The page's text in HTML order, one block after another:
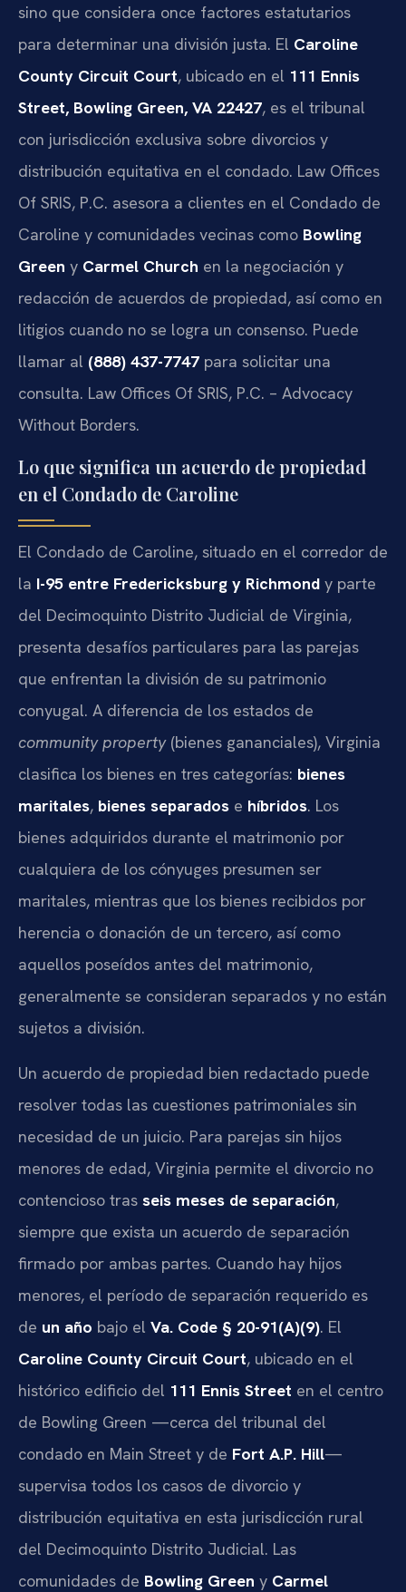
sino que considera once factores estatutarios
para determinar una división justa. El Caroline
County Circuit Court, ubicado en el 111 Ennis
Street, Bowling Green, VA 22427, es el tribunal
con jurisdicción exclusiva sobre divorcios y
distribución equitativa en el condado. Law Offices
Of SRIS, P.C. asesora a clientes en el Condado de
Caroline y comunidades vecinas como Bowling
Green y Carmel Church en la negociación y
redacción de acuerdos de propiedad, así como en
litigios cuando no se logra un consenso. Puede
llamar al (888) 437-7747 para solicitar una
consulta. Law Offices Of SRIS, P.C. – Advocacy
Without Borders.
Lo que significa un acuerdo de propiedad
en el Condado de Caroline
El Condado de Caroline, situado en el corredor de
la I-95 entre Fredericksburg y Richmond y parte
del Decimoquinto Distrito Judicial de Virginia,
presenta desafíos particulares para las parejas
que enfrentan la división de su patrimonio
conyugal. A diferencia de los estados de
community property(bienes gananciales), Virginia
clasifica los bienes en tres categorías: bienes
maritales, bienes separados e híbridos. Los
bienes adquiridos durante el matrimonio por
cualquiera de los cónyuges presumen ser
maritales, mientras que los bienes recibidos por
herencia o donación de un tercero, así como
aquellos poseídos antes del matrimonio,
generalmente se consideran separados y no están
sujetos a división.
Un acuerdo de propiedad bien redactado puede
resolver todas las cuestiones patrimoniales sin
necesidad de un juicio. Para parejas sin hijos
menores de edad, Virginia permite el divorcio no
contencioso tras seis meses de separación,
siempre que exista un acuerdo de separación
firmado por ambas partes. Cuando hay hijos
menores, el período de separación requerido es
de un año bajo el Va. Code § 20-91(A)(9). El
Caroline County Circuit Court, ubicado en el
histórico edificio del 111 Ennis Street en el centro
de Bowling Green —cerca del tribunal del
condado en Main Street y de Fort A.P. Hill—
supervisa todos los casos de divorcio y
distribución equitativa en esta jurisdicción rural
del Decimoquinto Distrito Judicial. Las
comunidades de Bowling Green y Carmel